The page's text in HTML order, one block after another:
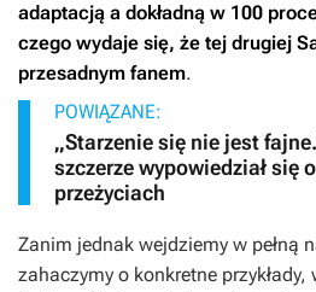
adaptacją a dokładną w 100
czego wydaje się, że tej drugiej
przesadnym fanem.
POWIĄZANE:
„Starzenie się nie jest
szczerze wypowiedział się
przeżyciach
Zanim jednak wejdziemy w pełną
zahaczymy o konkretne